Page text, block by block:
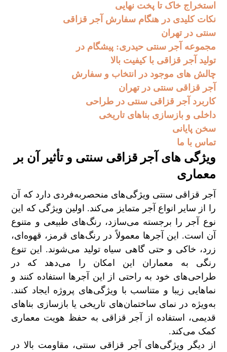
استخراج خاک تا پخت نهایی
نکات کلیدی در هنگام سفارش آجر قزاقی
سنتی در تهران
مجموعه آجر سنتی حیدری: پیشگام در
تولید آجر قزاقی با کیفیت بالا
چالش‌ های موجود در انتخاب و سفارش
آجر قزاقی سنتی در تهران
کاربرد آجر قزاقی سنتی در طراحی
داخلی و بازسازی بناهای تاریخی
سخن پایانی
تماس با ما
ویژگی‌ های آجر قزاقی سنتی و تأثیر آن بر
معماری
آجر قزاقی سنتی ویژگی‌های منحصربه‌فردی دارد که آن
را از سایر انواع آجر متمایز می‌کند. اولین ویژگی که این
نوع آجر را برجسته می‌سازد، رنگ‌های طبیعی و متنوع
آن است. این آجرها معمولاً در رنگ‌های قرمز، قهوه‌ای،
زرد، خاکی و حتی گاهی سیاه تولید می‌شوند. این تنوع
رنگی به معماران این امکان را می‌دهد که در
طراحی‌های خود به راحتی از این آجرها استفاده کنند و
نماهایی زیبا و متناسب با ویژگی‌های پروژه ایجاد کنند.
به‌ویژه در نمای ساختمان‌های تاریخی یا بازسازی بناهای
قدیمی، استفاده از آجر قزاقی به حفظ هویت معماری
کمک می‌کند.
از دیگر ویژگی‌های آجر قزاقی سنتی، مقاومت بالا در